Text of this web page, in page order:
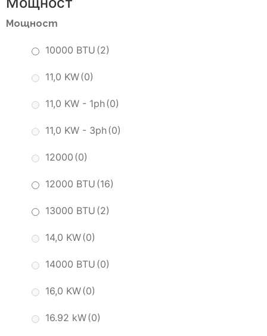
Мощност
10000 BTU (2)
11,0 KW(0)
11,0 KW - 1ph(0)
11,0 KW - 3ph(0)
12000 (0)
12000 BTU (16)
13000 BTU (2)
14,0 KW(0)
14000 BTU (0)
16,0 KW(0)
16.92 kW(0)